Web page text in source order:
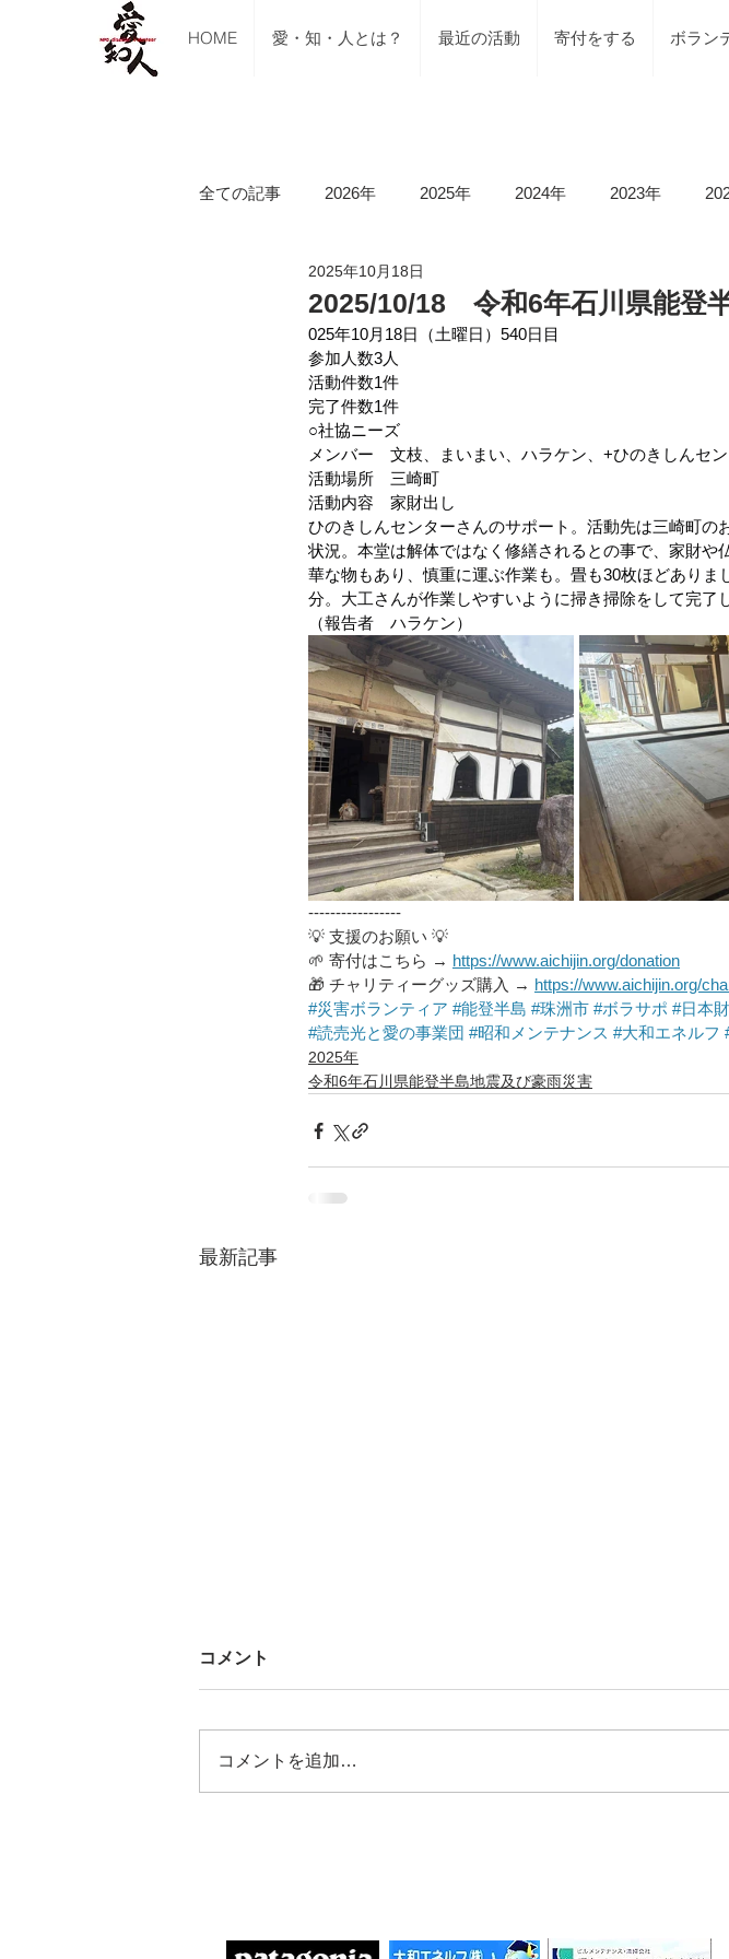
HOME 愛・知・人とは？ 最近の活動 寄付をする ボラン
全ての記事 2026年 2025年 2024年 2023年
ご支援のご報告 メディア掲載情報
講習会（ブルーシート張り・床下等）
令和5年山口県美祢市豪雨水害 令和5年台風2号（沼津市）
令和４年台風１５号（静岡市清水区） 令和4年8月豪雨(新潟
令和3年8月豪雨 令和3年7月豪雨
令和元年九州北部豪雨
2025/10/18 令和6年石川県能登
2025年10月18日
025年10月18日（土曜日）540日目
参加人数3人
活動件数1件
完了件数1件
○社協ニーズ
メンバー　文枝、まいまい、ハラケン、+ひのきしんセ
活動場所　三崎町
活動内容　家財出し
ひのきしんセンターさんのサポート。活動先は三崎町
状況。本堂は解体ではなく修繕されるとの事で、家財
華な物もあり、慎重に運ぶ作業も。畳も30枚ほどあり
分。大工さんが作業しやすいように掃き掃除をして完了
（報告者　ハラケン）
-----------------
💡 支援のお願い 💡
🌱 寄付はこちら → https://www.aichijin.org/donation
🎁 チャリティーグッズ購入 → https://www.aichijin.org/
#災害ボランティア #能登半島 #珠洲市 #ボラサポ #日本
#読売光と愛の事業団 #昭和メンテナンス #大和エネルフ
2025年
令和6年石川県能登半島地震及び豪雨災害
最新記事
コメント
コメントを追加…